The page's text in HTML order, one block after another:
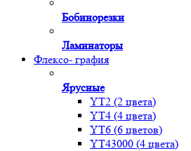
Бобинорезки
Ламинаторы
Флексо- графия
Ярусные
YT2 (2 цвета)
YT4 (4 цвета)
YT6 (6 цветов)
YT43000 (4 цвета)